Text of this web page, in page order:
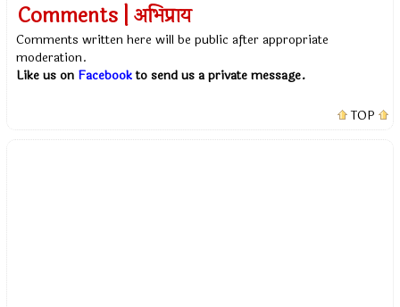
Comments | अभिप्राय
Comments written here will be public after appropriate
moderation.
Like us on Facebookto send us a private message.
TOP